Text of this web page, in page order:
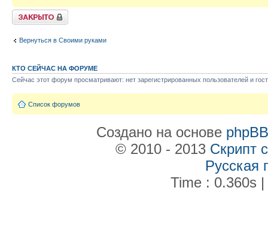
Тема закрыта
Вернуться в Своими руками
КТО СЕЙЧАС НА ФОРУМЕ
Сейчас этот форум просматривают: нет зарегистрированных пользователей и
Список форумов
Создано на основе phpBB
© 2010 - 2013 Скрипт
Русская
Time : 0.360s